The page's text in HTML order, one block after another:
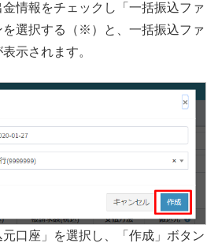
情報をチェックし「一括振込ファ
を選択する（※）と、一括振込ファ
示されます。
元口座」を選択し、「作成」ボタン